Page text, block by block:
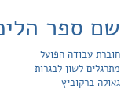
שם ספר
חוברת עבודה הפועל
מתרגלים לשון לבגרות
גאולה ברקוביץ